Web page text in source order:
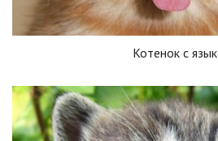
Котенок с